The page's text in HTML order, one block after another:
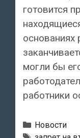
готовится
основаниях
могли бы
работники
Рубрики
Новости